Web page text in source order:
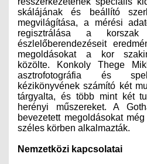
skálájának és beállító
megvilágítása, a mérési
regisztrálása a korszak
észlelőberendezéseit
megoldásokat a kor
közölte. Konkoly Thege
asztrofotográfia és
kézikönyvének számító két
tárgyalta, és több mint két
herényi műszereket. A
bevezetett megoldásokat
széles körben alkalmazták.
Nemzetközi kapcsolatai